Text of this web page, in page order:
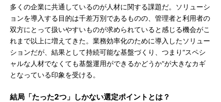
多くの企業に共通しているのが人材に関する課題だ。ソリューシ
ョンを導入する目的は千差万別であるものの、管理者と利用者の
双方にとって扱いやすいものが求められていると感じる機会がこ
れまで以上に増えてきた。業務効率化のために導入したソリュー
ションだが、結果として持続可能な基盤づくり、つまり“スペシ
ャルな人材でなくても基盤運用ができるかどうか”が大きなカギ
となっている印象を受ける。
結局「たった2つ」しかない選定ポイントとは？